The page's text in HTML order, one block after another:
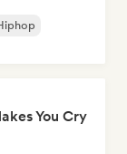
You Cry